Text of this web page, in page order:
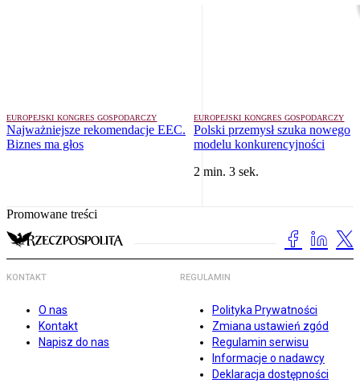
EUROPEJSKI KONGRES GOSPODARCZY
Najważniejsze rekomendacje EEC.
Biznes ma głos
EUROPEJSKI KONGRES GOSPODARCZY
Polski przemysł szuka nowego
modelu konkurencyjności
2 min. 3 sek.
Promowane treści
KONTAKT
O nas
Kontakt
Napisz do nas
REGULAMIN
Polityka Prywatności
Zmiana ustawień zgód
Regulamin serwisu
Informacje o nadawcy
Deklaracja dostępności